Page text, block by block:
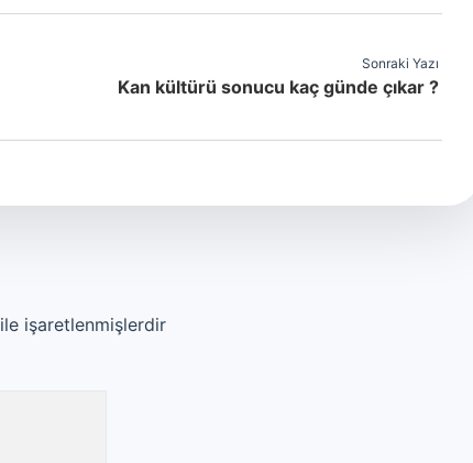
Sonraki Yazı
Kan kültürü sonucu kaç günde çıkar ?
ile işaretlenmişlerdir